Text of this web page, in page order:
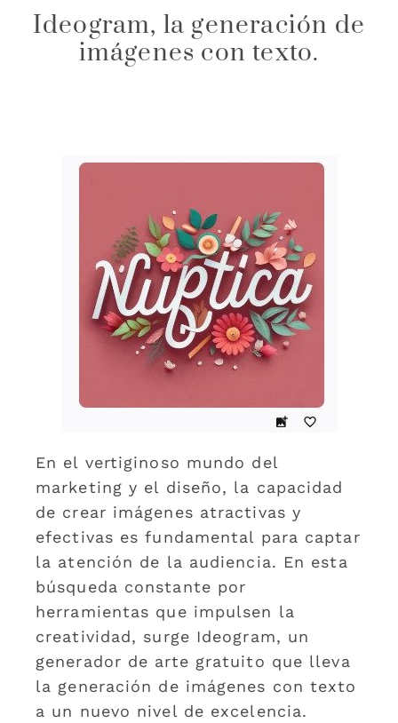
Ideogram, la generación de
imágenes con texto.
En el vertiginoso mundo del
marketing y el diseño, la capacidad
de crear imágenes atractivas y
efectivas es fundamental para captar
la atención de la audiencia. En esta
búsqueda constante por
herramientas que impulsen la
creatividad, surge Ideogram, un
generador de arte gratuito que lleva
la generación de imágenes con texto
a un nuevo nivel de excelencia.